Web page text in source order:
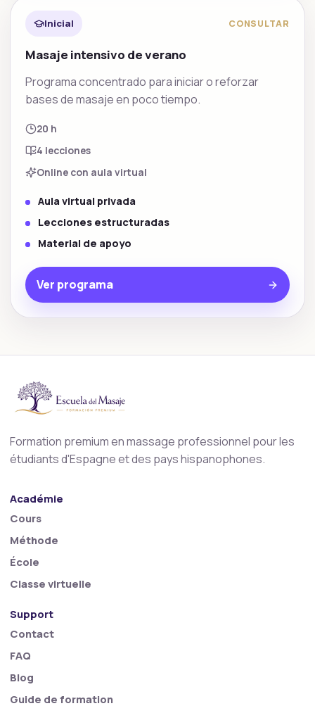
Inicial CONSULTAR
Masaje intensivo de verano
Programa concentrado para iniciar o reforzar
bases de masaje en poco tiempo.
20 h
4 lecciones
Online con aula virtual
Aula virtual privada
Lecciones estructuradas
Material de apoyo
Ver programa
Formation premium en massage professionnel pour les
étudiants d'Espagne et des pays hispanophones.
Académie
Cours
Méthode
École
Classe virtuelle
Support
Contact
FAQ
Blog
Guide de formation